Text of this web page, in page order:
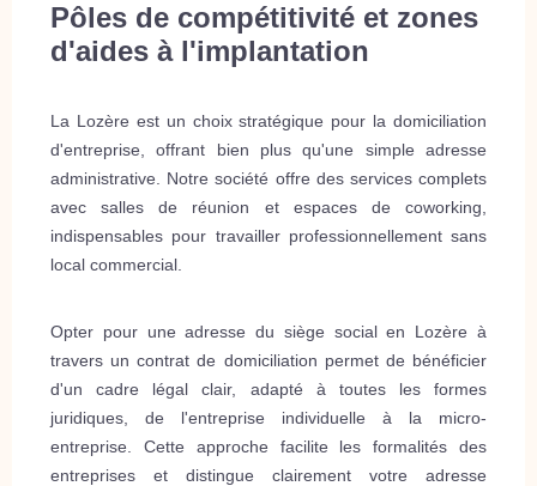
Pôles de compétitivité et zones
d'aides à l'implantation
La Lozère est un choix stratégique pour la domiciliation
d'entreprise, offrant bien plus qu'une simple adresse
administrative. Notre société offre des services complets
avec salles de réunion et espaces de coworking,
indispensables pour travailler professionnellement sans
local commercial.
Opter pour une adresse du siège social en Lozère à
travers un contrat de domiciliation permet de bénéficier
d'un cadre légal clair, adapté à toutes les formes
juridiques, de l'entreprise individuelle à la micro-
entreprise. Cette approche facilite les formalités des
entreprises et distingue clairement votre adresse